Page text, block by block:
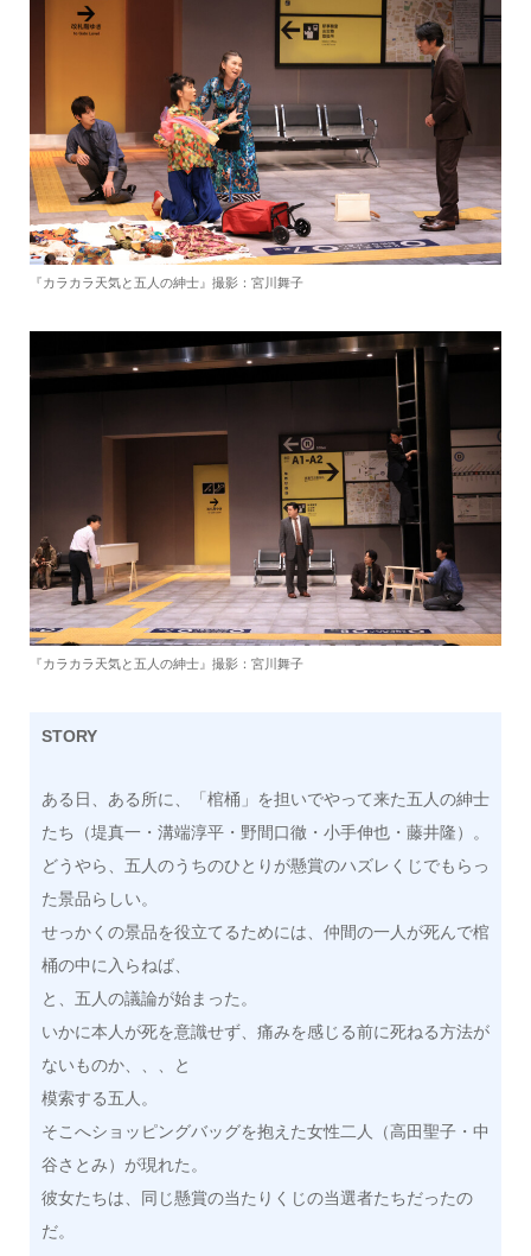
『カラカラ天気と五人の紳士』撮影：宮川舞子
『カラカラ天気と五人の紳士』撮影：宮川舞子
STORY
ある日、ある所に、「棺桶」を担いでやって来た五人の紳士
たち（堤真一・溝端淳平・野間口徹・小手伸也・藤井隆）。
どうやら、五人のうちのひとりが懸賞のハズレくじでもらっ
た景品らしい。
せっかくの景品を役立てるためには、仲間の一人が死んで棺
桶の中に入らねば、
と、五人の議論が始まった。
いかに本人が死を意識せず、痛みを感じる前に死ねる方法が
ないものか、、、と
模索する五人。
そこへショッピングバッグを抱えた女性二人（高田聖子・中
谷さとみ）が現れた。
彼女たちは、同じ懸賞の当たりくじの当選者たちだったの
だ。